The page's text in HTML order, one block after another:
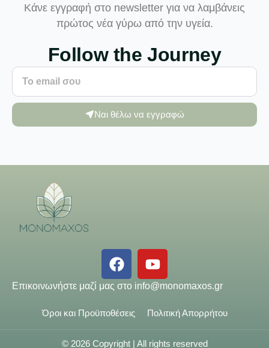
Κάνε εγγραφή στο newsletter για να λαμβάνεις
πρώτος νέα γύρω από την υγεία.
Follow the Journey
Ναι θέλω να εγγραφώ
Επικοινωνήστε μαζί μας στο info@monomaxos.gr
Όροι και Προϋποθέσεις Πολιτική Απορρήτου
© 2026 Copyright | All rights reserved